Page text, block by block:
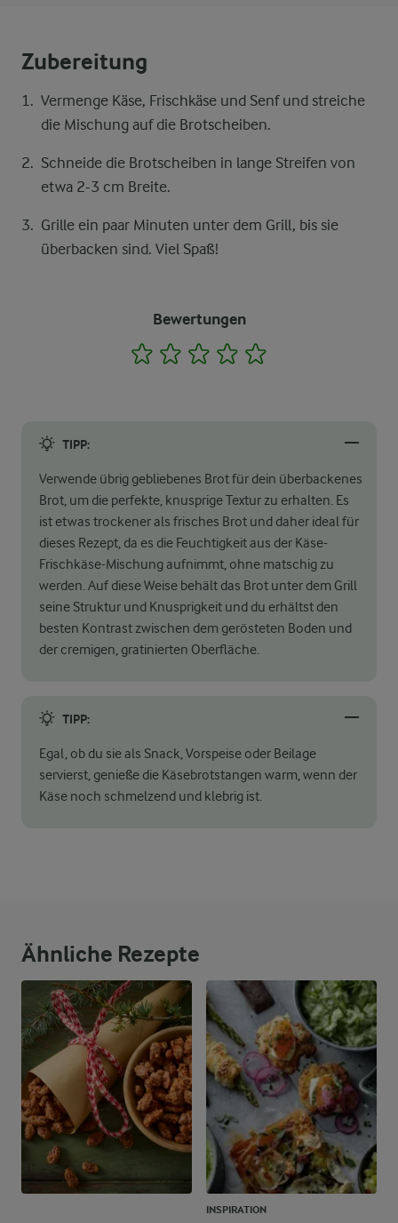
Zubereitung
Vermenge Käse, Frischkäse und Senf und streiche
die Mischung auf die Brotscheiben.
Schneide die Brotscheiben in lange Streifen von
etwa 2-3 cm Breite.
Grille ein paar Minuten unter dem Grill, bis sie
überbacken sind. Viel Spaß!
Bewertungen
1 2 3 4
TIPP:
Verwende übrig gebliebenes Brot für dein überbackenes
Brot, um die perfekte, knusprige Textur zu erhalten. Es
ist etwas trockener als frisches Brot und daher ideal für
dieses Rezept, da es die Feuchtigkeit aus der Käse-
Frischkäse-Mischung aufnimmt, ohne matschig zu
werden. Auf diese Weise behält das Brot unter dem Grill
seine Struktur und Knusprigkeit und du erhältst den
besten Kontrast zwischen dem gerösteten Boden und
der cremigen, gratinierten Oberfläche.
TIPP:
Egal, ob du sie als Snack, Vorspeise oder Beilage
servierst, genieße die Käsebrotstangen warm, wenn der
Käse noch schmelzend und klebrig ist.
Ähnliche Rezepte
INSPIRATION